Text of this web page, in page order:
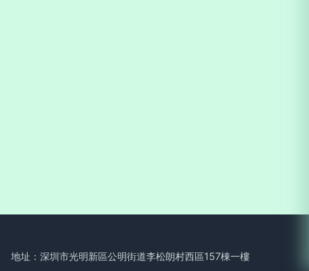
地址：深圳市光明新區公明街道李松朗村西區157棟一樓